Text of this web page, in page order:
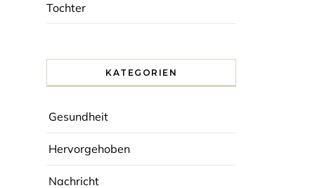
Tochter
KATEGORIEN
Gesundheit
Hervorgehoben
Nachricht